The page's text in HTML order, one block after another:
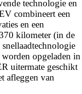
technologie en
combineert een
en een
kilometer (in de
opgeladen in
uitermate geschikt
afleggen van